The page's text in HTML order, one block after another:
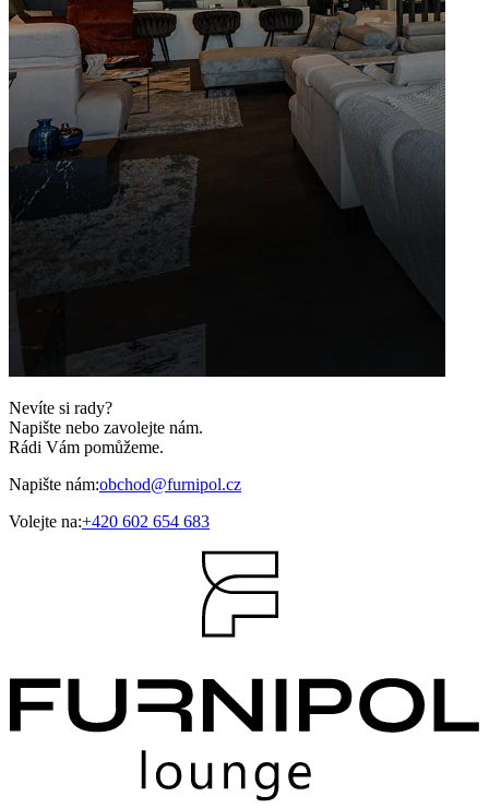
Nevíte si rady?
Napište nebo zavolejte nám.
Rádi Vám pomůžeme.
Napište nám:obchod@furnipol.cz
Volejte na:+420 602 654 683